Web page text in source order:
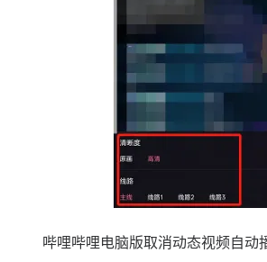
哔哩哔哩电脑版取消动态视频自动